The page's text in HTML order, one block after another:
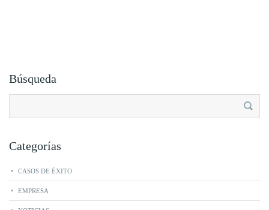
Búsqueda
Categorías
CASOS DE ÉXITO
EMPRESA